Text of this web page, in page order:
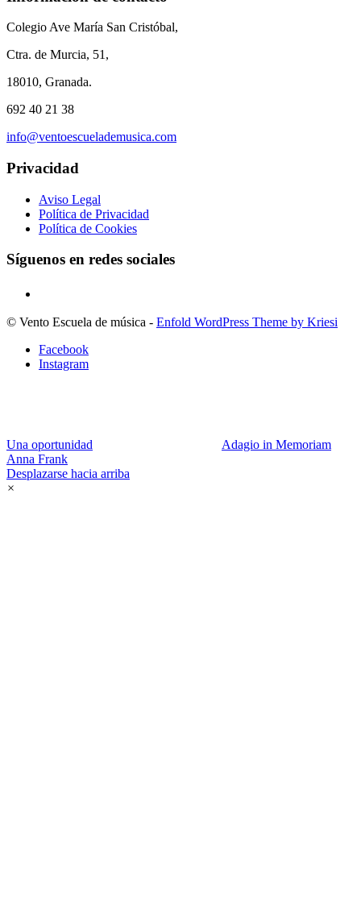
Colegio Ave María San Cristóbal,
Ctra. de Murcia, 51,
18010, Granada.
692 40 21 38
info@ventoescuelademusica.com
Privacidad
Aviso Legal
Política de Privacidad
Política de Cookies
Síguenos en redes sociales
© Vento Escuela de música - Enfold WordPress Theme by Kriesi
Facebook
Instagram
Una oportunidad
Adagio in Memoriam
Anna Frank
Desplazarse hacia arriba
×